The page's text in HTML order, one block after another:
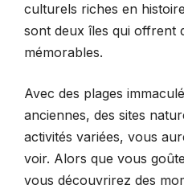
culturels riches en
sont deux îles qui offrent
mémorables.
Avec des plages
anciennes, des sites
activités variées, vous
voir. Alors que vous
vous découvrirez des